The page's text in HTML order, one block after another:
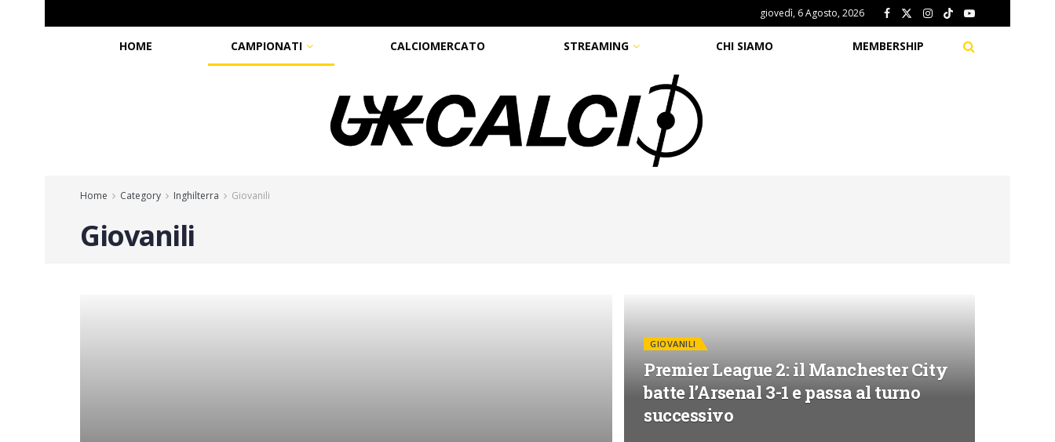
giovedì, 6 Agosto, 2026
HOME CAMPIONATI CALCIOMERCATO STREAMING CHI SIAMO MEMBERSHIP
Home Category Inghilterra Giovanili
Giovanili
GIOVANILI
Premier League 2: il Manchester City
batte l’Arsenal 3-1 e passa al turno
successivo